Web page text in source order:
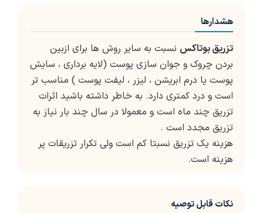
هشدارها
تزریق بوتاکس نسبت به سایر روش ها برای ازبین
بردن چروک و جوان سازی پوست (لایه برداری ، سایش
پوست یا درم ابریشن ، لیزر ، لیفت پوست ) مناسب تر
است و درد کمتری دارد. به خاطر داشته باشید اثرات
تزریق چند ماه است و معمولا در سال چند بار نیاز به
تزریق مجدد است .
هزینه یک تزریق نسبتا کم است ولی تکرار تزریقات پر
هزینه است.
نکات قابل توصیه